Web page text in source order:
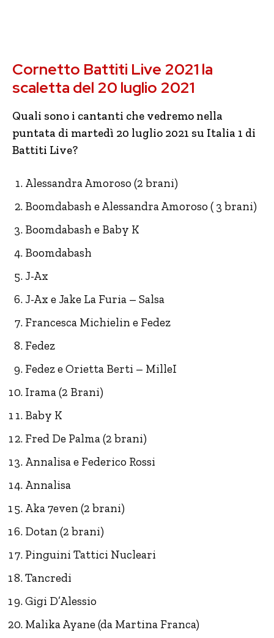
Cornetto Battiti Live 2021 la
scaletta del 20 luglio 2021
Quali sono i cantanti che vedremo nella
puntata di martedì 20 luglio 2021 su Italia 1 di
Battiti Live?
Alessandra Amoroso (2 brani)
Boomdabash e Alessandra Amoroso ( 3 brani)
Boomdabash e Baby K
Boomdabash
J-Ax
J-Ax e Jake La Furia – Salsa
Francesca Michielin e Fedez
Fedez
Fedez e Orietta Berti – MilleI
Irama (2 Brani)
Baby K
Fred De Palma (2 brani)
Annalisa e Federico Rossi
Annalisa
Aka 7even (2 brani)
Dotan (2 brani)
Pinguini Tattici Nucleari
Tancredi
Gigi D’Alessio
Malika Ayane (da Martina Franca)